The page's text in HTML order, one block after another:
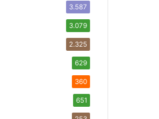
3.587
3.079
2.325
629
360
651